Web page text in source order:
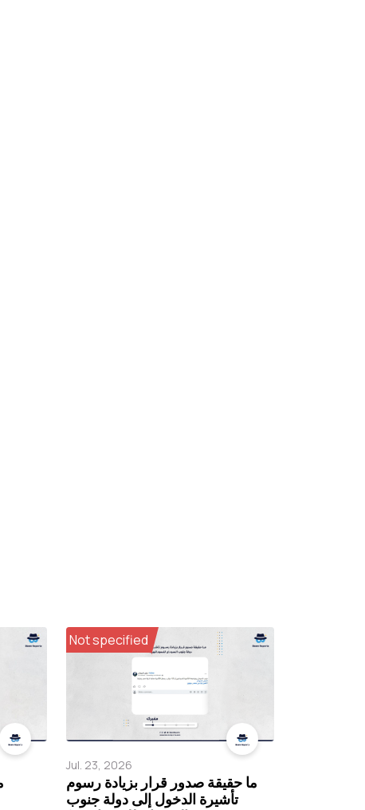
Not specified
Jul. 23, 2026
ما حقيقة صدور قرار بزيادة رسوم
تأشيرة الدخول إلى دولة جنوب